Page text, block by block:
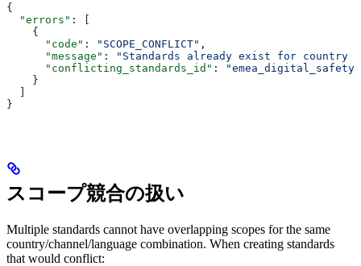
{
  "errors"
: [
    {
      "code"
: "SCOPE_CONFLICT" ,
      "message"
:
"Standards already exist for country
      "conflicting_standards_id"
:
"emea_digital_safety"
    }
  ]
}
スコープ競合の扱い
Multiple standards cannot have overlapping scopes for the same
country/channel/language combination. When creating standards
that would conflict: